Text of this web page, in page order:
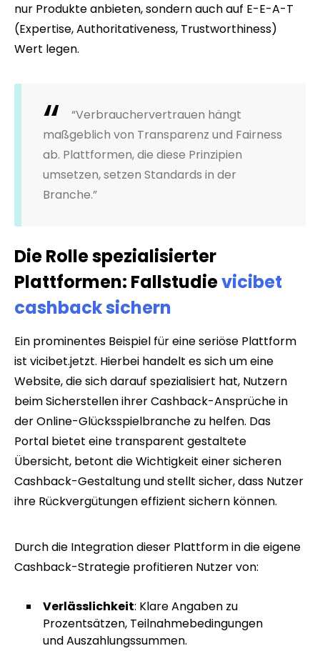
nur Produkte anbieten, sondern auch auf E-E-A-T
(Expertise, Authoritativeness, Trustworthiness)
Wert legen.
“Verbrauchervertrauen hängt
maßgeblich von Transparenz und Fairness
ab. Plattformen, die diese Prinzipien
umsetzen, setzen Standards in der
Branche.”
Die Rolle spezialisierter
Plattformen: Fallstudievicibet
cashback sichern
Ein prominentes Beispiel für eine seriöse Plattform
ist vicibet.jetzt. Hierbei handelt es sich um eine
Website, die sich darauf spezialisiert hat, Nutzern
beim Sicherstellen ihrer Cashback-Ansprüche in
der Online-Glücksspielbranche zu helfen. Das
Portal bietet eine transparent gestaltete
Übersicht, betont die Wichtigkeit einer sicheren
Cashback-Gestaltung und stellt sicher, dass Nutzer
ihre Rückvergütungen effizient sichern können.
Durch die Integration dieser Plattform in die eigene
Cashback-Strategie profitieren Nutzer von:
Verlässlichkeit: Klare Angaben zu
Prozentsätzen, Teilnahmebedingungen
und Auszahlungssummen.